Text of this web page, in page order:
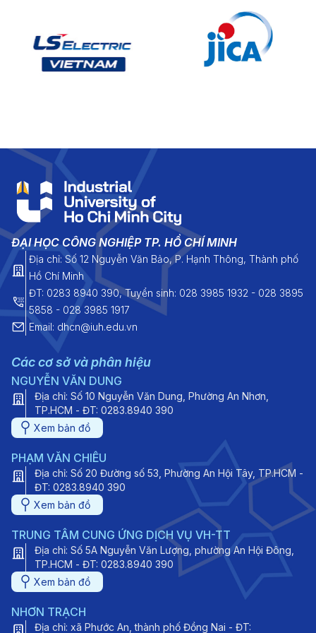
ĐẠI HỌC CÔNG NGHIỆP TP. HỒ CHÍ MINH
Địa chỉ: Số 12 Nguyễn Văn Bảo, P. Hạnh Thông, Thành phố
Hồ Chí Minh
ĐT: 0283 8940 390, Tuyển sinh: 028 3985 1932 - 028 3895
5858 - 028 3985 1917
Email: dhcn@iuh.edu.vn
Các cơ sở và phân hiệu
NGUYỄN VĂN DUNG
Địa chỉ: Số 10 Nguyễn Văn Dung, Phường An Nhơn,
TP.HCM - ĐT: 0283.8940 390
Xem bản đồ
PHẠM VĂN CHIÊU
Địa chỉ: Số 20 Đường số 53, Phường An Hội Tây, TP.HCM -
ĐT: 0283.8940 390
Xem bản đồ
TRUNG TÂM CUNG ỨNG DỊCH VỤ VH-TT
Địa chỉ: Số 5A Nguyễn Văn Lượng, phường An Hội Đông,
TP.HCM - ĐT: 0283.8940 390
Xem bản đồ
NHƠN TRẠCH
Địa chỉ: xã Phước An, thành phố Đồng Nai - ĐT: